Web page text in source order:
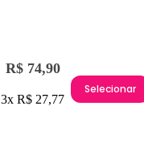
R$ 74,90
3x R$ 27,77
Selecionar